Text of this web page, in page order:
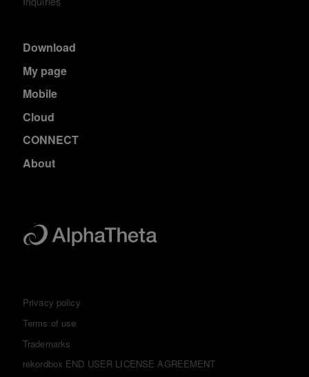
Download
My page
Mobile
Cloud
CONNECT
About
Privacy policy
Terms of use
Trademarks
rekordbox END USER LICENSE AGREEMENT